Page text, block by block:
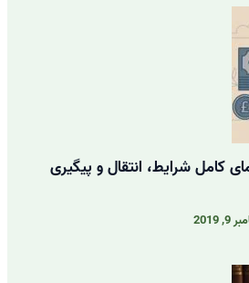
کامل شرایط، انتقال و پیگیری
2019